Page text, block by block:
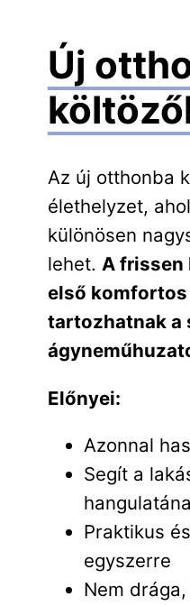
Új
Az új otthonba
élethelyzet,
különösen
lehet. A frissen
első
tartozhatnak a
Előnyei:
Azonnal
Segít a
Praktikus
egyszerre
Nem